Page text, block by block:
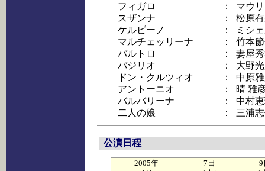
フィガロ
：
マウ
スザンナ
：
松原
ケルビーノ
：
ミシ
マルチェッリーナ
：
竹本
バルトロ
：
妻屋
バジリオ
：
大野
ドン・クルツィオ
：
中原
アントーニオ
：
晴 雅
バルバリーナ
：
中村
二人の娘
： 三浦
公演日程
2005年
7日
9